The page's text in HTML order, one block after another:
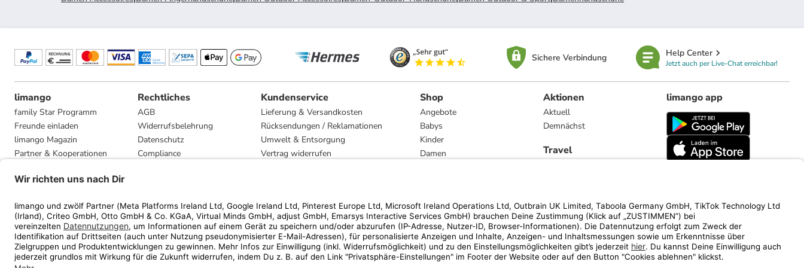
Sichere Verbindung Help Center
Jetzt auch per Live-Chat erreichbar!
limango
family Star Programm
Freunde einladen
limango Magazin
Partner & Kooperationen
Presse
Rechtliches
AGB
Widerrufsbelehrung
Datenschutz
Compliance
Kundenservice
Lieferung & Versandkosten
Rücksendungen / Reklamationen
Umwelt & Entsorgung
Vertrag widerrufen
Shop
Angebote
Babys
Kinder
Damen
Marken
Aktionen
Aktuell
Demnächst
Travel
limango app
limango.nl limango.pl